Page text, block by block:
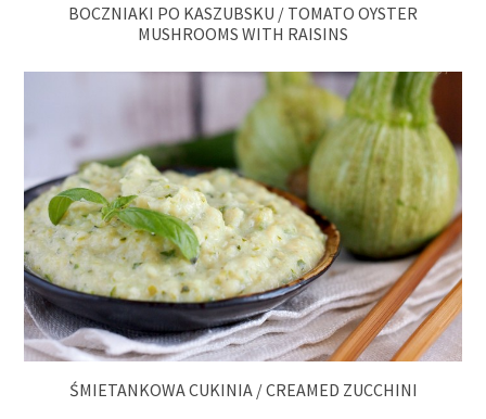
BOCZNIAKI PO KASZUBSKU / TOMATO OYSTER
MUSHROOMS WITH RAISINS
ŚMIETANKOWA CUKINIA / CREAMED ZUCCHINI